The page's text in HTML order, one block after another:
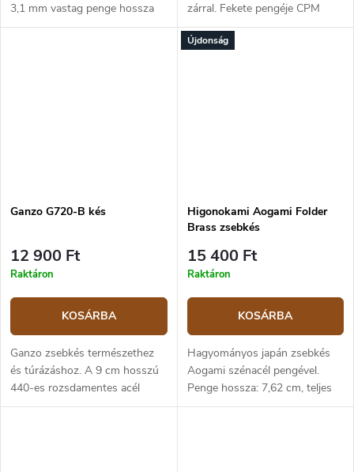
3,1 mm vastag penge hossza
8,6 cm. A markolat zöld G10-
zárral. Fekete pengéje CPM
S35VN rozsdamentes acélból
készült. A penge hossza 7,5
Ganzo G720-B kés
12 900 Ft
Raktáron
KOSÁRBA
Ganzo zsebkés természethez
és túrázáshoz. A 9 cm hosszú
440-es rozsdamentes acél
penge és a fekete G10 markolat
Újdonság
Higonokami Aogami Folder
Brass zsebkés
15 400 Ft
Raktáron
KOSÁRBA
Hagyományos japán zsebkés
Aogami szénacél pengével.
Penge hossza: 7,62 cm, teljes
hossza: 17,5 cm. Sárgaréz